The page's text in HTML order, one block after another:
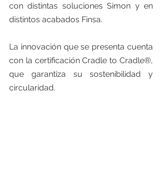
con distintas soluciones Simon y en
distintos acabados Finsa.
La innovación que se presenta cuenta
con la certificación Cradle to Cradle®,
que garantiza su sostenibilidad y
circularidad.